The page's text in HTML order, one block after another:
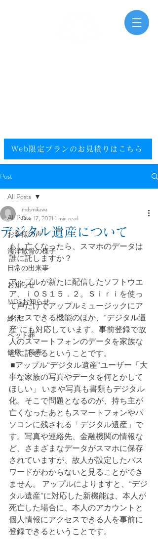
Web限定プランのお見積りはこちら​
Post
All Posts
お客様の声
海洋散骨の様子
日常の出来事
お知らせ
MDSお知らせ
終活
ペット葬
健康、長寿
All Posts
デジタル遺産について
mdsmikawa
Dec 17, 2021 1 min read
もし亡くなったら、スマホのデータは
誰に託しますか？
アップルが新たに配信したソフトウエ
ア、ｉＯＳ１５．２。Ｓｉｒｉを使っ
て声だけでアップルミュージックにア
クセスできる機能のほか、“デジタル遺
産”にも対応しています。事前登録で故
人のスマートフォンのデータを家族な
どに託せるということです。
事な家族の写真やデータを何とかして
ほしい」 いまや写真も書類もデジタル
化。そこで問題となるのが、持ち主が
亡くなったあともスマートフォンやパ
ソコンに残される「デジタル遺産」で
す。写真や連絡先、金融機関の情報な
ど、さまざまなデータがスマホに保存
されていますが、故人が設定したパス
ワードがわからないと見ることができ
ません。 アップルによりますと、“デジ
タル遺産”に対応した新機能は、本人が
死亡した場合に、本人のアカウントと
個人情報にアクセスできる人を事前に
登録できるということです。